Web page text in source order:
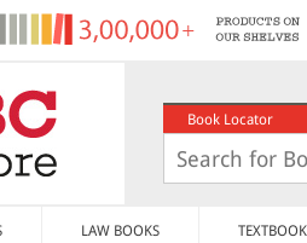
Book Locator
LAW BOOKS